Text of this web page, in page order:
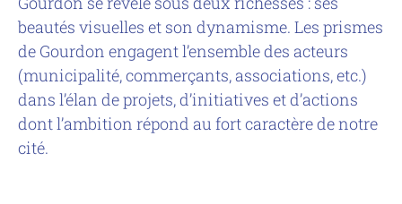
beautés visuelles et son dynamisme. Les prismes
de Gourdon engagent l’ensemble des acteurs
(municipalité, commerçants, associations, etc.)
dans l’élan de projets, d’initiatives et d’actions
dont l’ambition répond au fort caractère de notre
cité.